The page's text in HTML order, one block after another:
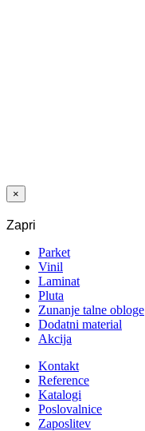
×
Zapri
Parket
Vinil
Laminat
Pluta
Zunanje talne obloge
Dodatni material
Akcija
Kontakt
Reference
Katalogi
Poslovalnice
Zaposlitev